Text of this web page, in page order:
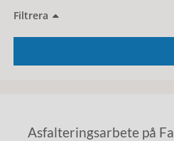
Filtrera
Asfalteringsarbete på